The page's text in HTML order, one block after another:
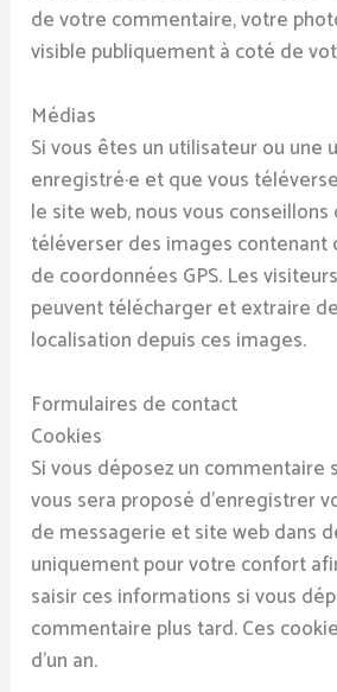
de votre commentaire, votre
visible publiquement à coté de
Médias
Si vous êtes un utilisateur ou une
enregistré·e et que vous
le site web, nous vous conseillons
téléverser des images contenant
de coordonnées GPS. Les
peuvent télécharger et extraire
localisation depuis ces images.
Formulaires de contact
Cookies
Si vous déposez un commentaire
vous sera proposé d’enregistrer
de messagerie et site web dans
uniquement pour votre confort
saisir ces informations si vous
commentaire plus tard. Ces
d’un an.